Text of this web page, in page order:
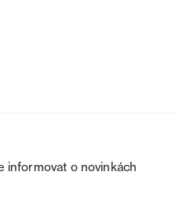
informovat o novinkách